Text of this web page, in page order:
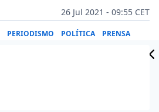
26 Jul 2021 - 09:55 CET
PERIODISMO POLÍTICA PRENSA